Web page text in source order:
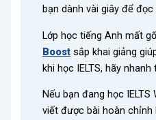
bạn dành vài giây để
Lớp học tiếng Anh mất
Boost sắp khai giảng
khi học IELTS, hãy nhanh
Nếu bạn đang học
viết được bài hoàn